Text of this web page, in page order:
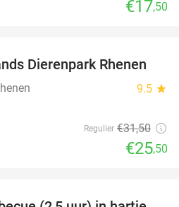
€17,50
19%
Dierenpark Rhenen
9.5 star
Regulier €31,50
€25,50